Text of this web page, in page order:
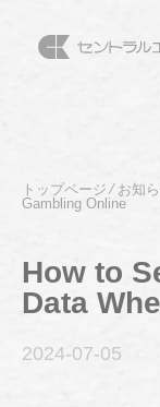
トップページ⁄ お知
Gambling Online
How to
Data
2024-07-05